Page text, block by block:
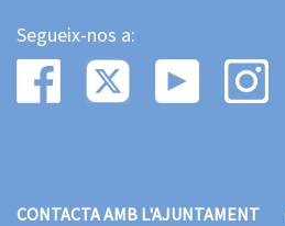
Segueix-nos a:
CONTACTA AMB L'AJUNTAMENT